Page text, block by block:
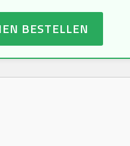
BESTELLEN